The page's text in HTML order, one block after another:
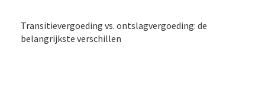
Transitievergoeding vs. ontslagvergoeding: de
belangrijkste verschillen